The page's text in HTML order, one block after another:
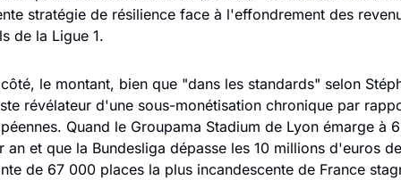
stratégie de résilience face à l'effondrement des
de la Ligue 1.
le montant, bien que "dans les standards" selon
révélateur d'une sous-monétisation chronique par
Quand le Groupama Stadium de Lyon émarge à
an et que la Bundesliga dépasse les 10 millions d'euros
de 67 000 places la plus incandescente de France